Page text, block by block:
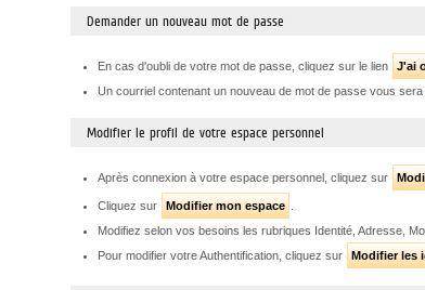
Demander un nouveau mot de passe
En cas d'oubli de votre mot de passe, cliquez sur le lien J'ai
Un courriel contenant un nouveau de mot de passe vous sera
Modifier le profil de votre espace personnel
Après connexion à votre espace personnel, cliquez sur
Cliquez sur Modifier mon espace
Modifiez selon vos besoins les rubriques Identité, Adresse,
Pour modifier votre Authentification, cliquez sur
Modifier les